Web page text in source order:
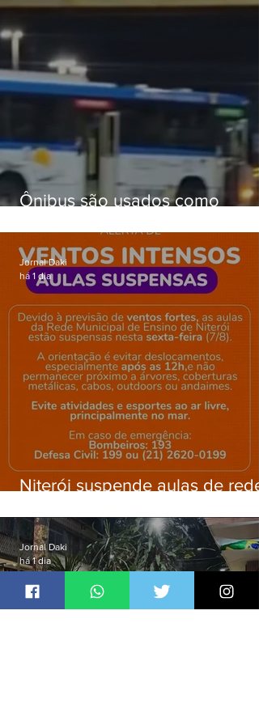
Ônibus são usados como
Gardênia Azul
Niterói suspende aulas de rede
ventos fortes nesta sexta (7)
Jornal Daki
há 1 dia
Jornal Daki
há 1 dia